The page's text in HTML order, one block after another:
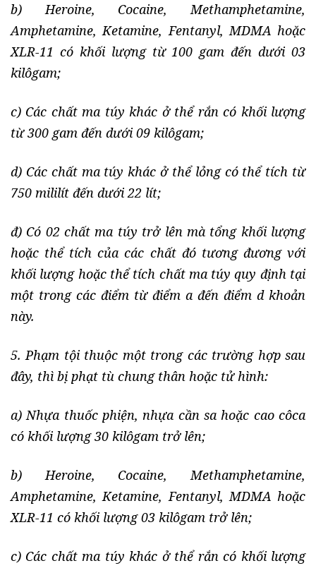
b) Heroine, Cocaine, Methamphetamine,
Amphetamine, Ketamine, Fentanyl, MDMA hoặc
XLR-11 có khối lượng từ 100 gam đến dưới 03
kilôgam;
c) Các chất ma túy khác ở thể rắn có khối lượng
từ 300 gam đến dưới 09 kilôgam;
d) Các chất ma túy khác ở thể lỏng có thể tích từ
750 mililít đến dưới 22 lít;
đ) Có 02 chất ma túy trở lên mà tổng khối lượng
hoặc thể tích của các chất đó tương đương với
khối lượng hoặc thể tích chất ma túy quy định tại
một trong các điểm từ điểm a đến điểm d khoản
này.
5. Phạm tội thuộc một trong các trường hợp sau
đây, thì bị phạt tù chung thân hoặc tử hình:
a) Nhựa thuốc phiện, nhựa cần sa hoặc cao côca
có khối lượng 30 kilôgam trở lên;
b) Heroine, Cocaine, Methamphetamine,
Amphetamine, Ketamine, Fentanyl, MDMA hoặc
XLR-11 có khối lượng 03 kilôgam trở lên;
c) Các chất ma túy khác ở thể rắn có khối lượng